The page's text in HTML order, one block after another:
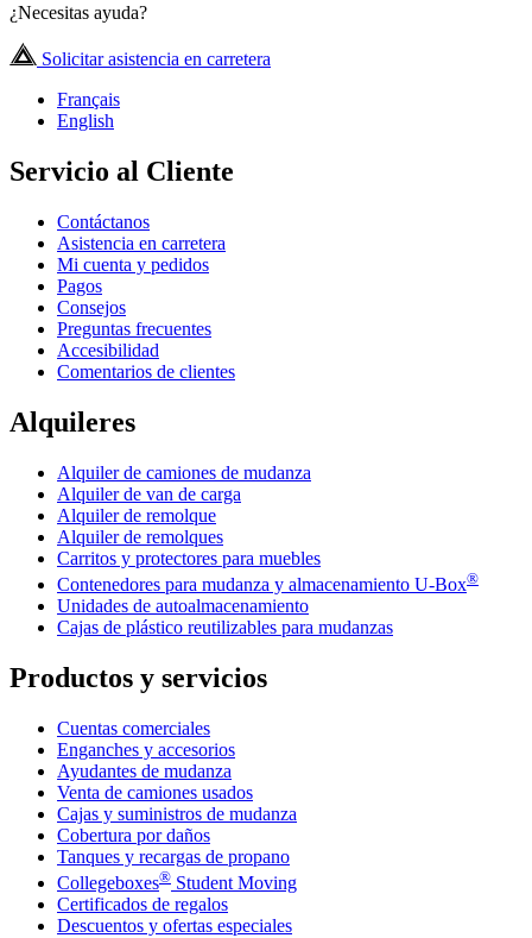
¿Necesitas ayuda?
Solicitar asistencia en carretera
Français
English
Servicio al Cliente
Contáctanos
Asistencia en carretera
Mi cuenta y pedidos
Pagos
Consejos
Preguntas frecuentes
Accesibilidad
Comentarios de clientes
Alquileres
Alquiler de camiones de mudanza
Alquiler de van de carga
Alquiler de remolque
Alquiler de remolques
Carritos y protectores para muebles
Contenedores para mudanza y almacenamiento U-Box®
Unidades de autoalmacenamiento
Cajas de plástico reutilizables para mudanzas
Productos y servicios
Cuentas comerciales
Enganches y accesorios
Ayudantes de mudanza
Venta de camiones usados
Cajas y suministros de mudanza
Cobertura por daños
Tanques y recargas de propano
Collegeboxes® Student Moving
Certificados de regalos
Descuentos y ofertas especiales